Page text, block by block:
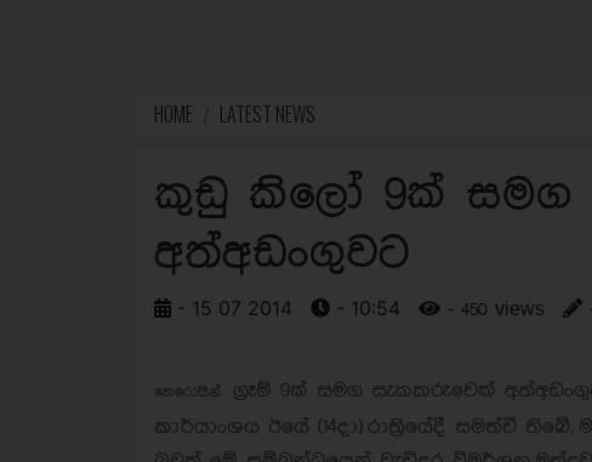
HOME LATEST NEWS
කුඩු කිලෝ 9ක් සමග
අත්අඩංගුවට
- 15 07 2014 - 10:54 - 450 views
හෙරොයින්
ග්‍රෑම් 9ක් සමග සැකකරුවෙක්
කාර්යාංශය ඊයේ (14දා) රාත‍්‍රියේදී සමත්වී තිබේ.